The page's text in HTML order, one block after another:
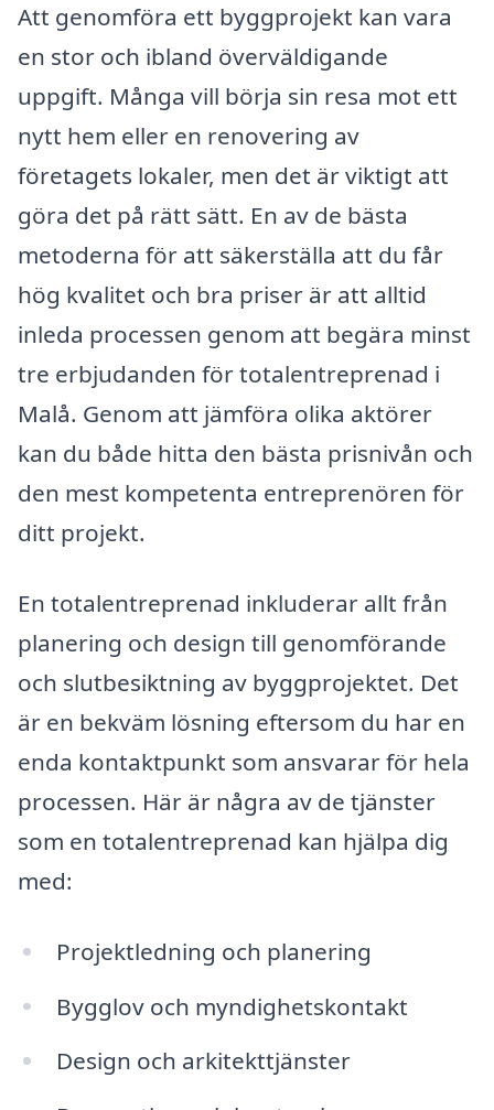
Att genomföra ett byggprojekt kan vara
en stor och ibland överväldigande
uppgift. Många vill börja sin resa mot ett
nytt hem eller en renovering av
företagets lokaler, men det är viktigt att
göra det på rätt sätt. En av de bästa
metoderna för att säkerställa att du får
hög kvalitet och bra priser är att alltid
inleda processen genom att begära minst
tre erbjudanden för totalentreprenad i
Malå. Genom att jämföra olika aktörer
kan du både hitta den bästa prisnivån och
den mest kompetenta entreprenören för
ditt projekt.
En totalentreprenad inkluderar allt från
planering och design till genomförande
och slutbesiktning av byggprojektet. Det
är en bekväm lösning eftersom du har en
enda kontaktpunkt som ansvarar för hela
processen. Här är några av de tjänster
som en totalentreprenad kan hjälpa dig
med:
Projektledning och planering
Bygglov och myndighetskontakt
Design och arkitekttjänster